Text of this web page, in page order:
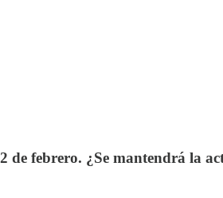
de febrero. ¿Se mantendrá la